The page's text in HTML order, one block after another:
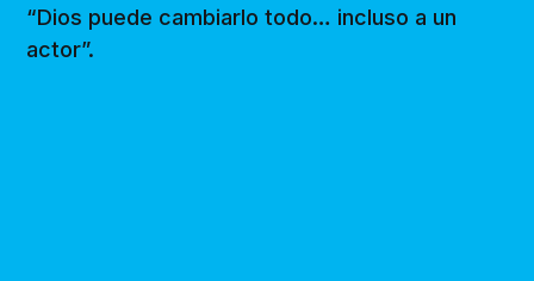
“Dios puede cambiarlo todo… incluso a un
actor”.